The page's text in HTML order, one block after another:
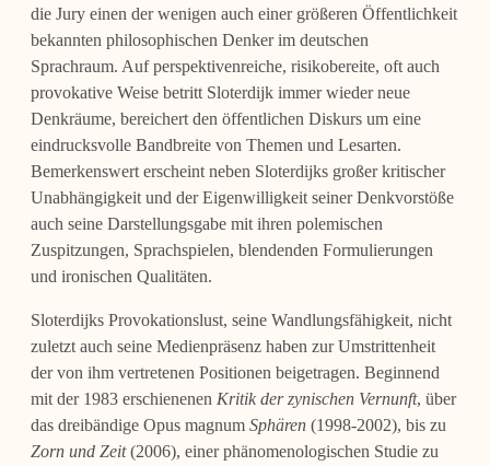
die Jury einen der wenigen auch einer größeren Öffentlichkeit
bekannten philosophischen Denker im deutschen
Sprachraum. Auf perspektivenreiche, risikobereite, oft auch
provokative Weise betritt Sloterdijk immer wieder neue
Denkräume, bereichert den öffentlichen Diskurs um eine
eindrucksvolle Bandbreite von Themen und Lesarten.
Bemerkenswert erscheint neben Sloterdijks großer kritischer
Unabhängigkeit und der Eigenwilligkeit seiner Denkvorstöße
auch seine Darstellungsgabe mit ihren polemischen
Zuspitzungen, Sprachspielen, blendenden Formulierungen
und ironischen Qualitäten.
Sloterdijks Provokationslust, seine Wandlungsfähigkeit, nicht
zuletzt auch seine Medienpräsenz haben zur Umstrittenheit
der von ihm vertretenen Positionen beigetragen. Beginnend
mit der 1983 erschienenen Kritik der zynischen Vernunft, über
das dreibändige Opus magnum Sphären (1998-2002), bis zu
Zorn und Zeit(2006), einer phänomenologischen Studie zu